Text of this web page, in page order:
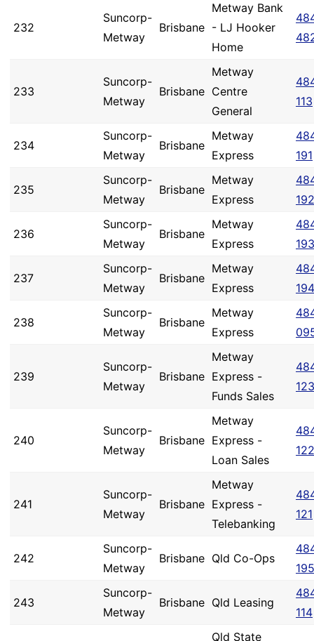
232
Suncorp-
Metway
Brisbane
Metway Bank
- LJ Hooker
Home
233
Suncorp-
Metway
Brisbane
Metway
Centre
General
113
234
Suncorp-
Metway
Brisbane
Metway
Express
191
235
Suncorp-
Metway
Brisbane
Metway
Express
192
236
Suncorp-
Metway
Brisbane
Metway
Express
193
237
Suncorp-
Metway
Brisbane
Metway
Express
194
238
Suncorp-
Metway
Brisbane
Metway
Express
239
Suncorp-
Metway
Brisbane
Metway
Express -
Funds Sales
123
240
Suncorp-
Metway
Brisbane
Metway
Express -
Loan Sales
122
241
Suncorp-
Metway
Brisbane
Metway
Express -
Telebanking
121
242
Suncorp-
Metway
Brisbane Qld Co-Ops
195
243
Suncorp-
Metway
Brisbane Qld Leasing
114
Qld State